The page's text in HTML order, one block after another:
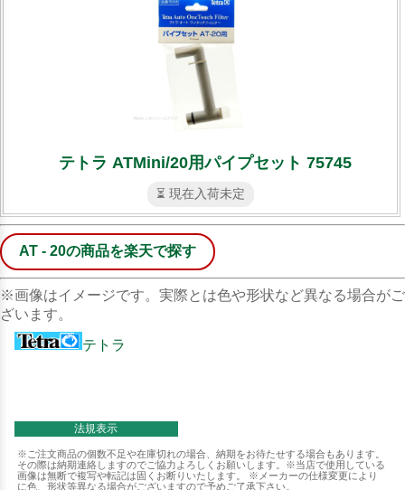
テトラ ATMini/20用パイプセット 75745
⏳ 現在入荷未定
AT - 20の商品を楽天で探す
※画像はイメージです。実際とは色や形状など異なる場合がご
ざいます。
テトラ
法規表示
※ご注文商品の個数不足や在庫切れの場合、納期をお待たせする場合もあります。
その際は納期連絡しますのでご協力よろしくお願いします。※当店で使用している
画像は無断で複写や転記は固くお断りいたします。 ※メーカーの仕様変更により
に色、形状等異なる場合がございますので予めご了承下さい。